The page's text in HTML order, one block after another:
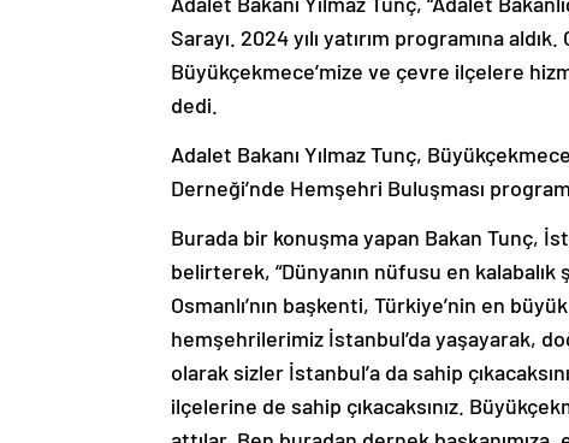
Sarayı. 2024 yılı yatırım programına
Büyükçekmece’mize ve çevre ilçelere
dedi.
Adalet Bakanı Yılmaz Tunç,
Derneği’nde Hemşehri Buluşması
Burada bir konuşma yapan Bakan Tunç,
belirterek, “Dünyanın nüfusu en
Osmanlı’nın başkenti, Türkiye’nin en
hemşehrilerimiz İstanbul’da yaşayarak,
olarak sizler İstanbul’a da sahip
ilçelerine de sahip çıkacaksınız.